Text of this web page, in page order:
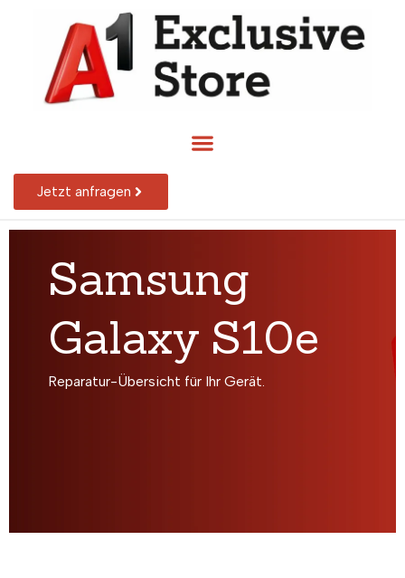
Jetzt anfragen
Samsung
Galaxy S10e
Reparatur-Übersicht für Ihr Gerät.